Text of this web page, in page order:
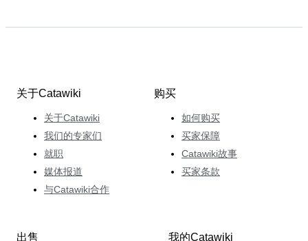
关于Catawiki
关于Catawiki
我们的专家们
就职
媒体报道
与Catawiki合作
购买
如何购买
买家保障
Catawiki故事
买家条款
出售 我的Catawiki